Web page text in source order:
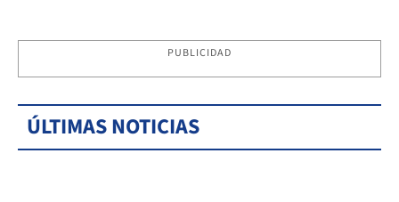
PUBLICIDAD
ÚLTIMAS NOTICIAS